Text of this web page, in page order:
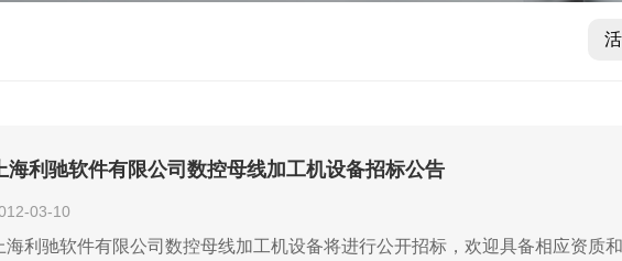
海利驰软件有限公司数控母线加工机设备招标公告
03-10
海利驰软件有限公司数控母线加工机设备将进行公开招标，欢迎具备相应资质